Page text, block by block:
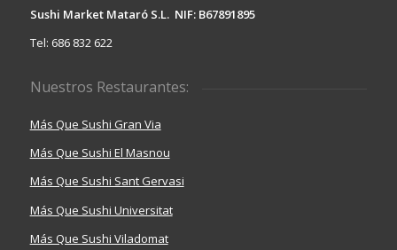
Sushi Market Mataró S.L. NIF: B67891895
Tel: 686 832 622
Nuestros Restaurantes:
Más Que Sushi Gran Via
Más Que Sushi El Masnou
Más Que Sushi Sant Gervasi
Más Que Sushi Universitat
Más Que Sushi Viladomat